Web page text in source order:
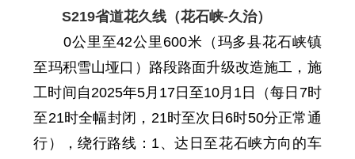
S219省道花久线（花石峡-久治）
0公里至42公里 600米 （玛多县花石峡镇
至玛积雪山垭口 ）路段路面升级改造施工，施
工时间自 2025年5月17日至10月1日
（每日7时
至21时全幅封闭，21时至次日6时50分正常通
行），绕行路线：1、达日至花石峡方向的车